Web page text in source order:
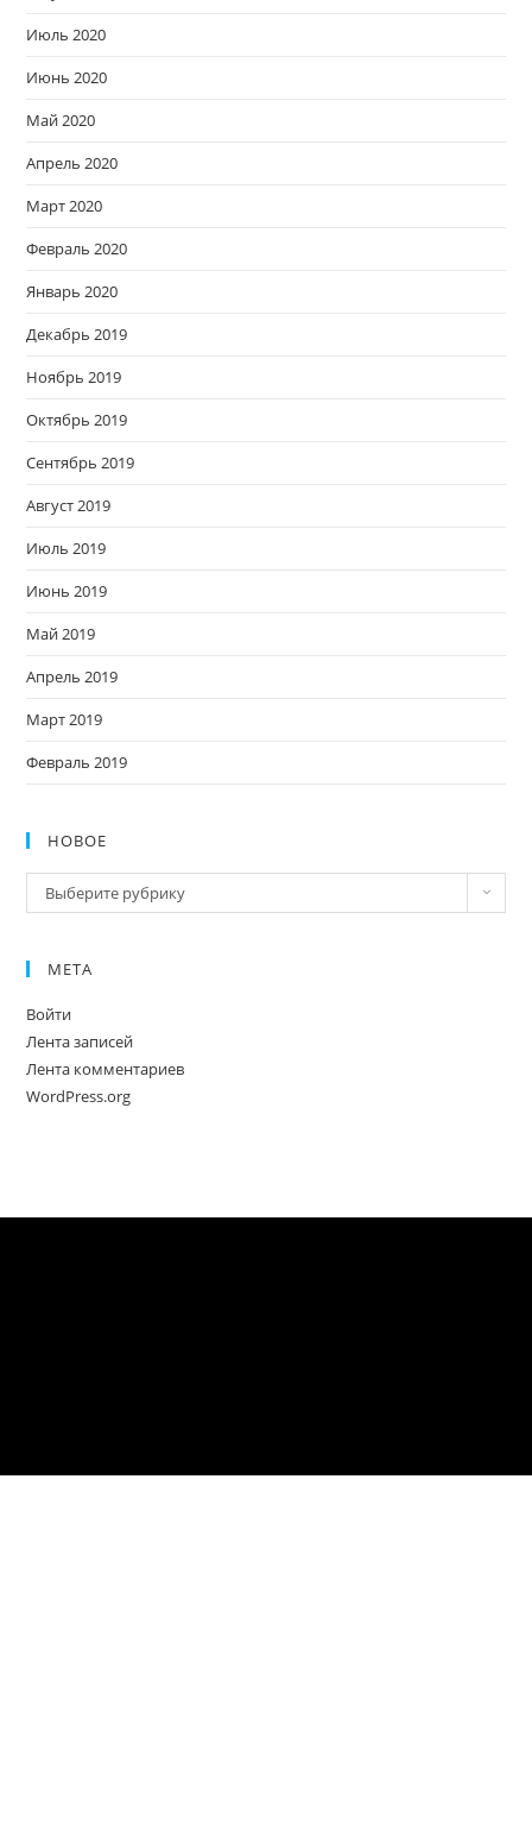
Июль 2020
Июнь 2020
Май 2020
Апрель 2020
Март 2020
Февраль 2020
Январь 2020
Декабрь 2019
Ноябрь 2019
Октябрь 2019
Сентябрь 2019
Август 2019
Июль 2019
Июнь 2019
Май 2019
Апрель 2019
Март 2019
Февраль 2019
НОВОЕ
Новое
Выберите рубрику
МЕТА
Войти
Лента записей
Лента комментариев
WordPress.org